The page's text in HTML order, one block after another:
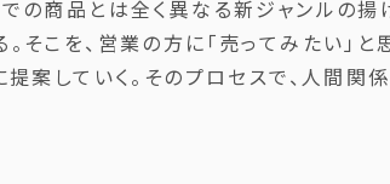
の商品とは全く異なる新ジャンルの揚
こを、営業の方に「売ってみたい」と
提案していく。そのプロセスで、人間